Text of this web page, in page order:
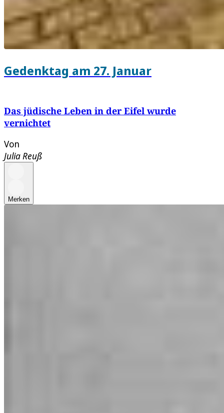
Gedenktag am 27. Januar
Das jüdische Leben in der Eifel wurde
vernichtet
Von
Julia Reuß
Merken